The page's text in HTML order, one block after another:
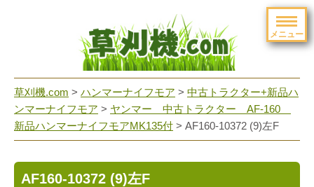
メニュー
草刈機.com > ハンマーナイフモア > 中古トラクター+新品ハ
ンマーナイフモア > ヤンマー 中古トラクター AF-160
新品ハンマーナイフモアMK135付 > AF160-10372 (9)左F
AF160-10372 (9)左F